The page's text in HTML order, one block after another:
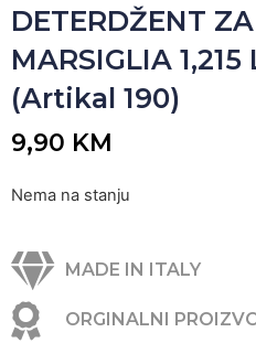
DETERDŽENT
MARSIGLIA
(Artikal 190)
9,90 KM
Nema na stanju
MADE IN ITALY
ORGINALNI